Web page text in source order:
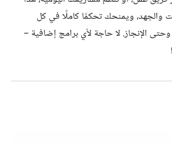
والجهد، ويمنحك تحكمًا كاملًا في كل
وحتى الإنجاز. لا حاجة لأي برامج إضافية –